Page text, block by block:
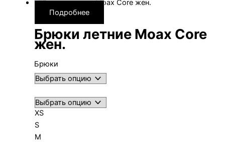
Подробнее
Брюки летние Moax Core
жен.
Брюки
XS
S
M